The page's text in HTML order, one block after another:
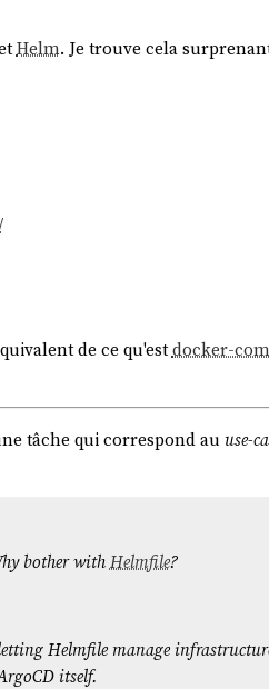
Helm. Je trouve cela
de ce qu'estdocker-
tâche qui correspond au use-
bother withHelmfile?
Helmfile manage
itself.